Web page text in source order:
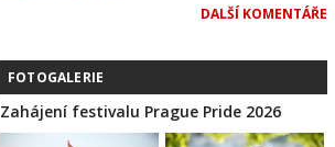
DALŠÍ KOMENTÁŘE
FOTOGALERIE
Zahájení festivalu Prague Pride 2026